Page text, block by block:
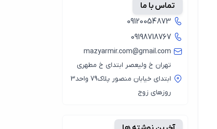
تماس با ما
09120054873
09198718767
mazyarmir.com@gmail.com
تهران خ ولیعصر ابتدای خ مطهری
ابتدای خیابان منصور پلاک79 واحد3
روزهای زوج